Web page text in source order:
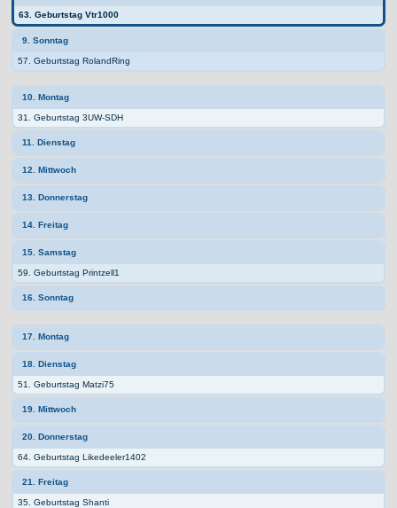
63. Geburtstag Vtr1000
9. Sonntag
57. Geburtstag RolandRing
10. Montag
31. Geburtstag 3UW-SDH
11. Dienstag
12. Mittwoch
13. Donnerstag
14. Freitag
15. Samstag
59. Geburtstag Printzell1
16. Sonntag
17. Montag
18. Dienstag
51. Geburtstag Matzi75
19. Mittwoch
20. Donnerstag
64. Geburtstag Likedeeler1402
21. Freitag
35. Geburtstag Shanti